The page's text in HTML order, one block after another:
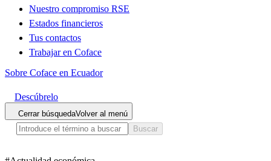
Nuestro compromiso RSE
Estados financieros
Tus contactos
Trabajar en Coface
Sobre Coface en Ecuador
Descúbrelo
Cerrar búsquedaVolver al menú
Buscar